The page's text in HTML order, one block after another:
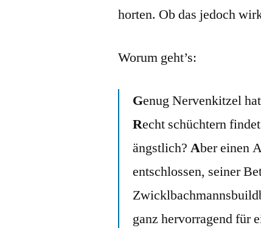
horten. Ob das jedoch
Worum geht’s:
Genug Nervenkitzel
Recht schüchtern
ängstlich?Aber einen
entschlossen, seiner
ganz hervorragend für